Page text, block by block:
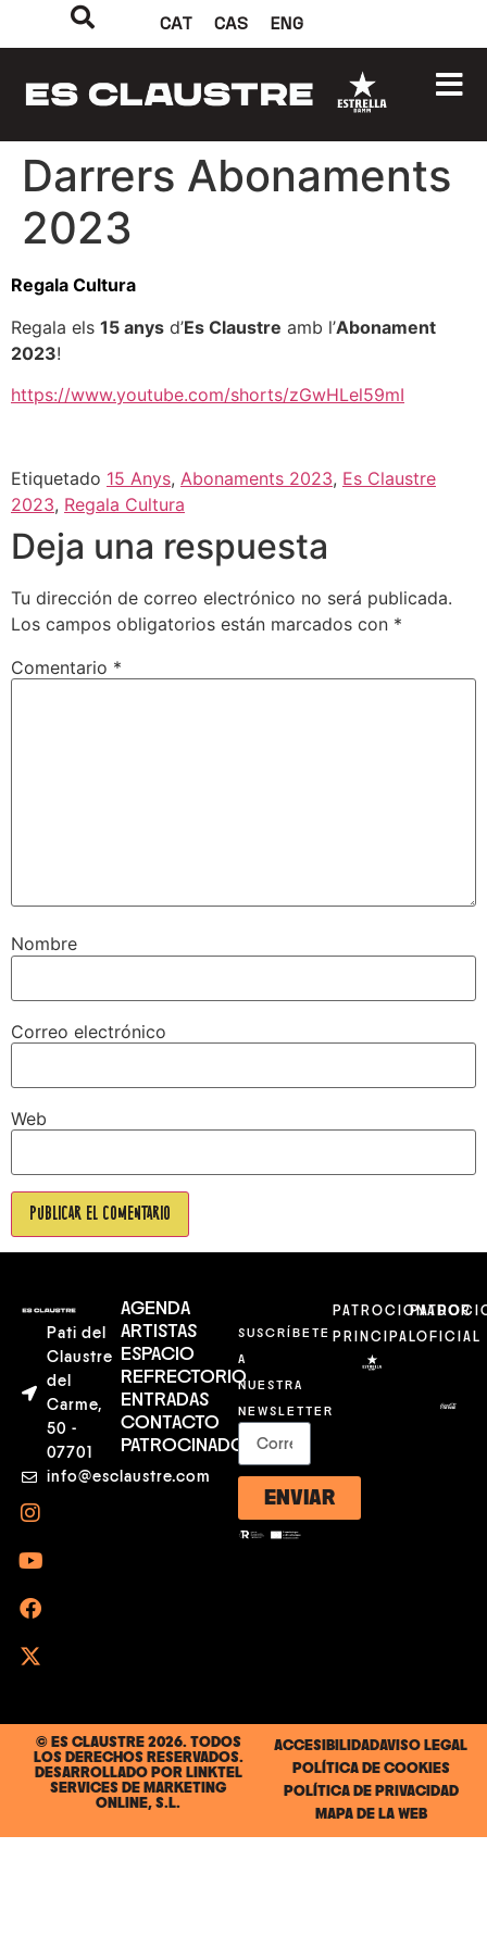
CAT CAS ENG
Darrers Abonaments
2023
Regala Cultura
Regala els 15 anys d’Es Claustre amb l’Abonament
2023!
https://www.youtube.com/shorts/zGwHLel59mI
Etiquetado 15 Anys, Abonaments 2023, Es Claustre
2023, Regala Cultura
Deja una respuesta
Tu dirección de correo electrónico no será publicada.
Los campos obligatorios están marcados con *
Comentario *
Nombre
Correo electrónico
Web
Pati del
Claustre
del
Carme,
50 -
07701
info@esclaustre.com
AGENDA
ARTISTAS
ESPACIO
REFRECTORIO
ENTRADAS
CONTACTO
PATROCINADORES
SUSCRÍBETE
A
NUESTRA
NEWSLETTER
ENVIAR
PATROCIONADOR
PRINCIPALOFICIAL
© ES CLAUSTRE 2026. TODOS
LOS DERECHOS RESERVADOS.
DESARROLLADO POR LINKTEL
SERVICES DE MARKETING
ONLINE, S.L.
ACCESIBILIDADAVISO LEGAL
POLÍTICA DE COOKIES
POLÍTICA DE PRIVACIDAD
MAPA DE LA WEB